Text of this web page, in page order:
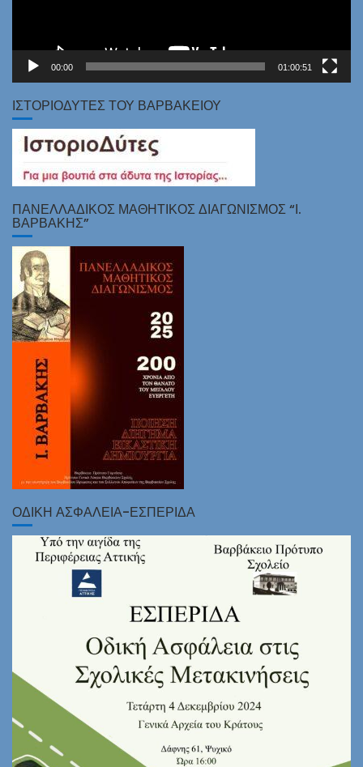
00:00 01:00:51
ΙΣΤΟΡΙΟΔΎΤΕΣ ΤΟΥ ΒΑΡΒΑΚΕΊΟΥ
ΠΑΝΕΛΛΑΔΙΚΌΣ ΜΑΘΗΤΙΚΌΣ ΔΙΑΓΩΝΙΣΜΌΣ “Ι.
ΒΑΡΒΆΚΗΣ”
ΟΔΙΚΗ ΑΣΦΑΛΕΙΑ-ΕΣΠΕΡΙΔΑ